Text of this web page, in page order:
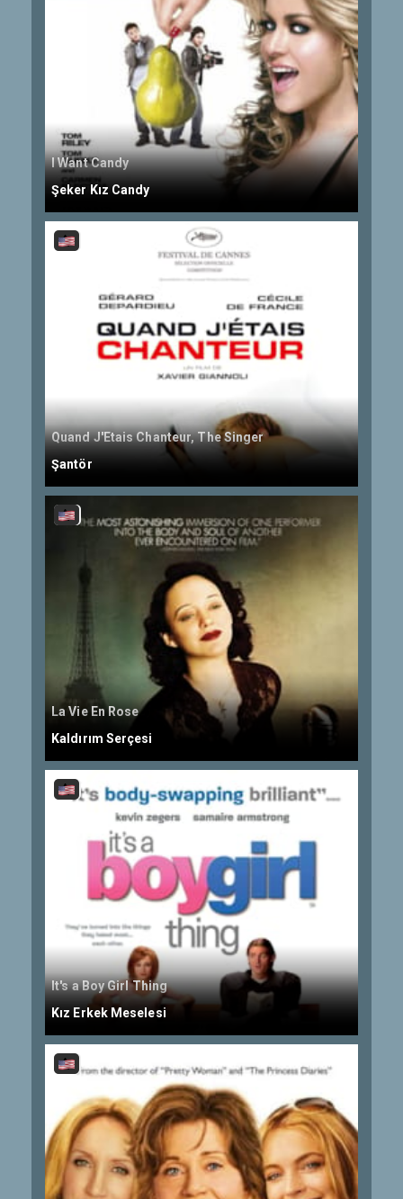
I Want Candy
Şeker Kız Candy
Quand J'Etais Chanteur, The Singer
Şantör
La Vie En Rose
Kaldırım Serçesi
It's a Boy Girl Thing
Kız Erkek Meselesi